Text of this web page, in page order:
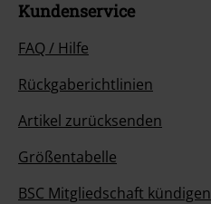
Kundenservice
FAQ / Hilfe
Rückgaberichtlinien
Artikel zurücksenden
Größentabelle
BSC Mitgliedschaft kündigen